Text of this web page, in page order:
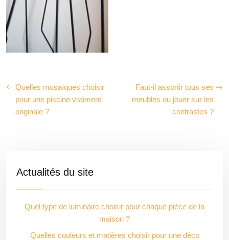
Quelles mosaïques choisir
pour une piscine vraiment
originale ?
Faut-il assortir tous ses
meubles ou jouer sur les
contrastes ?
Actualités du site
Quel type de luminaire choisir pour chaque pièce de la
maison ?
Quelles couleurs et matières choisir pour une déco